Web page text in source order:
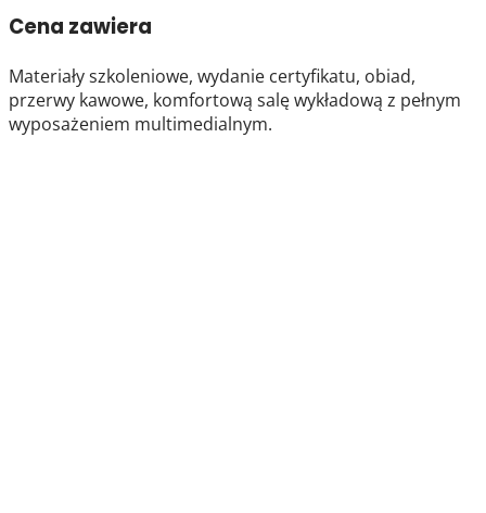
Cena zawiera
Materiały szkoleniowe, wydanie certyfikatu, obiad,
przerwy kawowe, komfortową salę wykładową z pełnym
wyposażeniem multimedialnym.